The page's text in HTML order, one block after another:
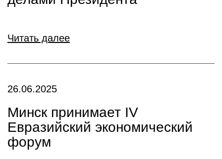
Читать далее
26.06.2025
Минск принимает IV
Евразийский экономический
форум